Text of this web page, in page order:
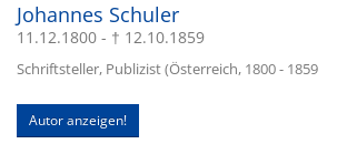
Johannes Schuler
11.12.1800 - † 12.10.1859
Schriftsteller, Publizist (Österreich, 1800 - 1859
Autor anzeigen!